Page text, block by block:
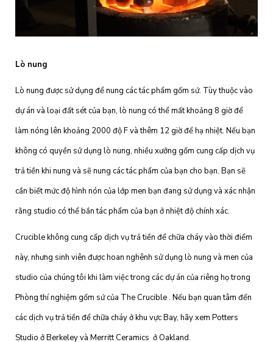
Lò nung
Lò nung được sử dụng để nung các tác phẩm gốm sứ. Tùy thuộc vào
dự án và loại đất sét của bạn, lò nung có thể mất khoảng 8 giờ để
làm nóng lên khoảng 2000 độ F và thêm 12 giờ để hạ nhiệt. Nếu bạn
không có quyền sử dụng lò nung, nhiều xưởng gốm cung cấp dịch vụ
trả tiền khi nung và sẽ nung các tác phẩm của bạn cho bạn. Bạn sẽ
cần biết mức độ hình nón của lớp men bạn đang sử dụng và xác nhận
rằng studio có thể bắn tác phẩm của bạn ở nhiệt độ chính xác.
Crucible không cung cấp dịch vụ trả tiền để chữa cháy vào thời điểm
này, nhưng sinh viên được hoan nghênh sử dụng lò nung và men của
studio của chúng tôi khi làm việc trong các dự án của riêng họ trong
Phòng thí nghiệm gốm sứ của The Crucible . Nếu bạn quan tâm đến
các dịch vụ trả tiền để chữa cháy ở khu vực Bay, hãy xem Potters
Studio ở Berkeley và Merritt Ceramics ở Oakland.